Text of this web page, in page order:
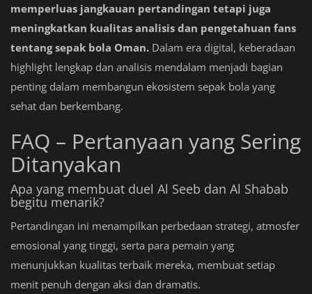
memperluas jangkauan pertandingan tetapi juga
meningkatkan kualitas analisis dan pengetahuan fans
tentang sepak bola Oman. Dalam era digital, keberadaan
highlight lengkap dan analisis mendalam menjadi bagian
penting dalam membangun ekosistem sepak bola yang
sehat dan berkembang.
FAQ – Pertanyaan yang Sering
Ditanyakan
Apa yang membuat duel Al Seeb dan Al Shabab
begitu menarik?
Pertandingan ini menampilkan perbedaan strategi, atmosfer
emosional yang tinggi, serta para pemain yang
menunjukkan kualitas terbaik mereka, membuat setiap
menit penuh dengan aksi dan dramatis.